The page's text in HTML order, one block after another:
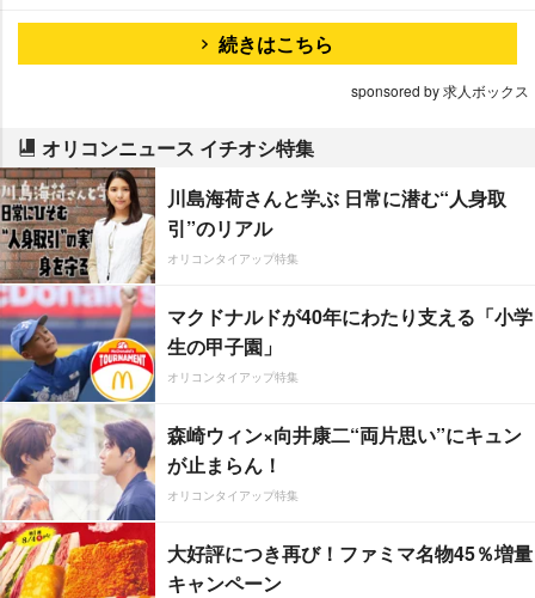
続きはこちら
sponsored by 求人ボックス
オリコンニュース イチオシ特集
川島海荷さんと学ぶ 日常に潜む“人身取
引”のリアル
オリコンタイアップ特集
マクドナルドが40年にわたり支える「小学
生の甲子園」
オリコンタイアップ特集
森崎ウィン×向井康二“両片思い”にキュン
が止まらん！
オリコンタイアップ特集
大好評につき再び！ファミマ名物45％増量
キャンペーン